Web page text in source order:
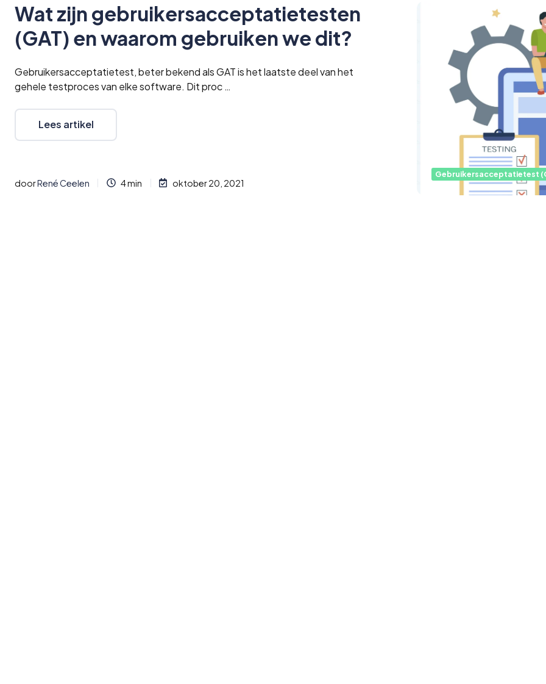
Wat zijn gebruikersacceptatietesten
(GAT) en waarom gebruiken we dit?
Gebruikersacceptatietest, beter bekend als GAT is het laatste deel van het
gehele testproces van elke software. Dit proc …
Lees artikel
doorRené Ceelen 4 min oktober 20, 2021
Gebruikersacceptatietest